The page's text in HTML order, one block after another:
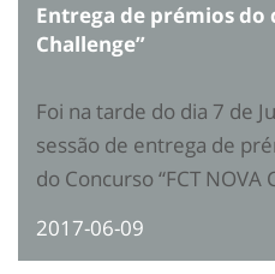
Entrega de prémios do
Challenge”
Foi na tarde do dia 7 de
sessão de entrega de
do Concurso “FCT NOVA
2017-06-09